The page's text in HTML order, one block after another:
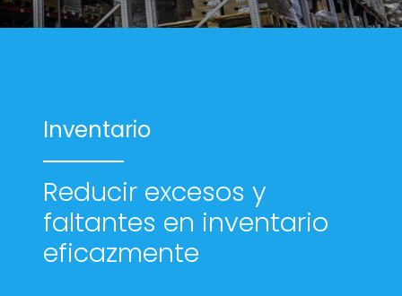
Inventario
Reducir excesos y
faltantes en inventario
eficazmente